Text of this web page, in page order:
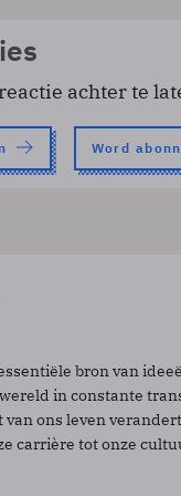
achter te
Word
bron van
in constante
ons leven
carrière tot onze